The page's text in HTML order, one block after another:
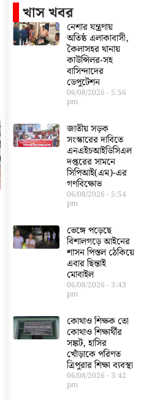
খাস খবর
নেশার যন্ত্রণায়
অতিষ্ঠ এলাকাবাসী,
কৈলাসহর থানায়
কাউন্সিলর-সহ
বাসিন্দাদের
ডেপুটেশন
06/08/2026 5:56
pm
জাতীয় সড়ক
সংস্কারের দাবিতে
এনএইচআইডিসিএল
দপ্তরের সামনে
সিপিআই(এম)-এর
গণবিক্ষোভ
06/08/2026 5:54
pm
ভেঙ্গে পড়েছে
বিশালগড়ে আইনের
শাসন পিস্তল ঠেকিয়ে
এবার ছিন্তাই
মোবাইল
06/08/2026 3:43
pm
কোথাও শিক্ষক তো
কোথাও শিক্ষার্থীর
সঙ্কট, হাসির
খোঁড়াকে পরিণত
ত্রিপুরার শিক্ষা ব্যবস্থা
06/08/2026 3:42
pm